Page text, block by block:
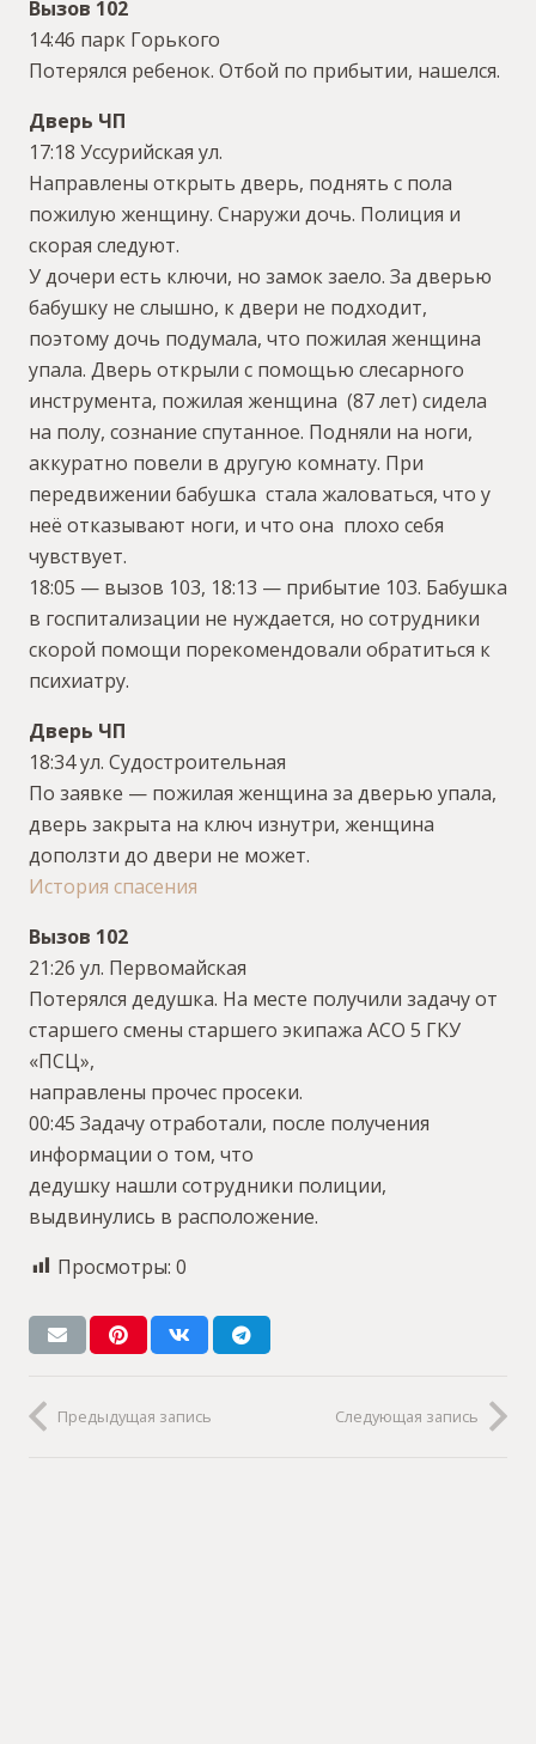
Вызов 102
14:46 парк Горького
Потерялся ребенок. Отбой по прибытии, нашелся.
Дверь ЧП
17:18 Уссурийская ул.
Направлены открыть дверь, поднять с пола
пожилую женщину. Снаружи дочь. Полиция и
скорая следуют.
У дочери есть ключи, но замок заело. За дверью
бабушку не слышно, к двери не подходит,
поэтому дочь подумала, что пожилая женщина
упала. Дверь открыли с помощью слесарного
инструмента, пожилая женщина (87 лет) сидела
на полу, сознание спутанное. Подняли на ноги,
аккуратно повели в другую комнату. При
передвижении бабушка стала жаловаться, что у
неё отказывают ноги, и что она плохо себя
чувствует.
18:05 — вызов 103, 18:13 — прибытие 103. Бабушка
в госпитализации не нуждается, но сотрудники
скорой помощи порекомендовали обратиться к
психиатру.
Дверь ЧП
18:34 ул. Судостроительная
По заявке — пожилая женщина за дверью упала,
дверь закрыта на ключ изнутри, женщина
доползти до двери не может.
История спасения
Вызов 102
21:26 ул. Первомайская
Потерялся дедушка. На месте получили задачу от
старшего смены старшего экипажа АСО 5 ГКУ
«ПСЦ»,
направлены прочес просеки.
00:45 Задачу отработали, после получения
информации о том, что
дедушку нашли сотрудники полиции,
выдвинулись в расположение.
Просмотры: 0
Предыдущая запись Следующая запись